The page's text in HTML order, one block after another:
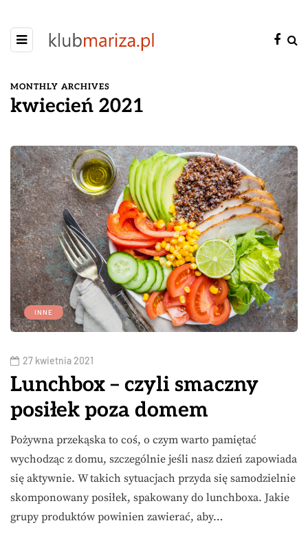
MONTHLY ARCHIVES
kwiecień 2021
INNE
27 kwietnia 2021
Lunchbox – czyli smaczny
posiłek poza domem
Pożywna przekąska to coś, o czym warto pamiętać
wychodząc z domu, szczególnie jeśli nasz dzień zapowiada
się aktywnie. W takich sytuacjach przyda się samodzielnie
skomponowany posiłek, spakowany do lunchboxa. Jakie
grupy produktów powinien zawierać, aby…